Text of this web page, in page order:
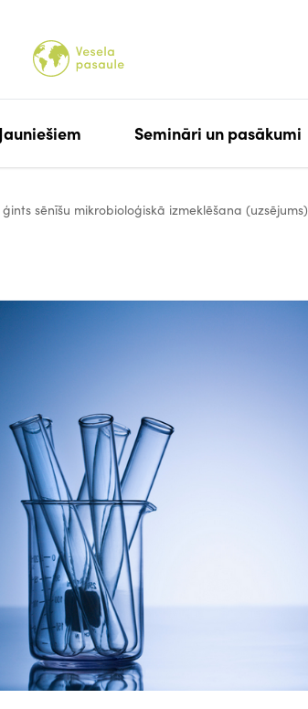
Jauniešiem Semināri un pasākumi
sēnīšu mikrobioloģiskā izmeklēšana (uzsējums)